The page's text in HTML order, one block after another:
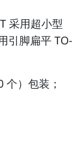
采用超小型
引脚扁平 TO-
个）包装；